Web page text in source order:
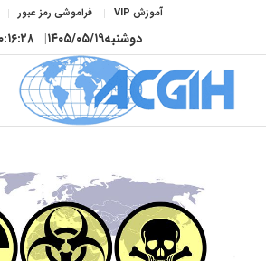
آموزش VIP فراموشی رمز عبور
دوشنبه۱۴۰۵/۰۵/۱۹|